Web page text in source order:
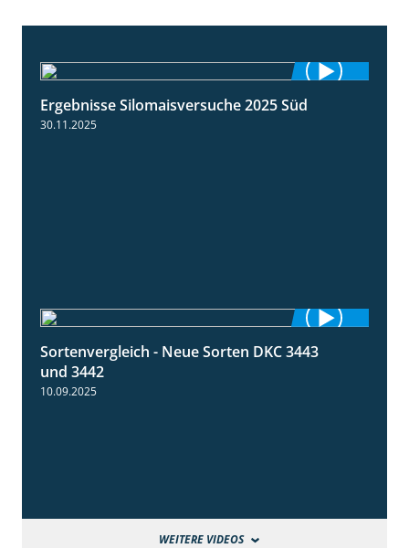
Ergebnisse Silomaisversuche 2025 Süd
30.11.2025
1:59
Sortenvergleich - Neue Sorten DKC 3443
und 3442
10.09.2025
WEITERE VIDEOS